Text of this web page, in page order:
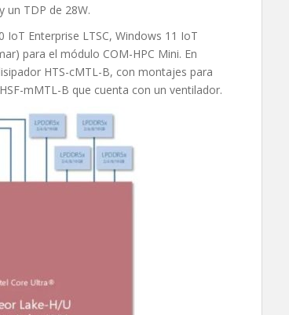
un TDP de 28W.
Enterprise LTSC, Windows 11 IoT
para el módulo COM-HPC Mini. En
HTS-cMTL-B, con montajes para
mMTL-B que cuenta con un ventilador.